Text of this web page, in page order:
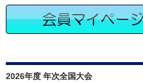
ョ
ン
2026年度 年次全国大会